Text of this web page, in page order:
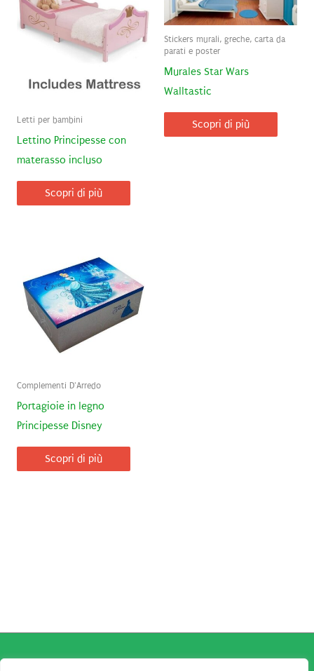
Letti per bambini
Lettino Principesse con
materasso incluso
Scopri di più
Stickers murali, greche, carta da
parati e poster
Murales Star Wars
Walltastic
Scopri di più
Complementi D'Arredo
Portagioie in legno
Principesse Disney
Scopri di più